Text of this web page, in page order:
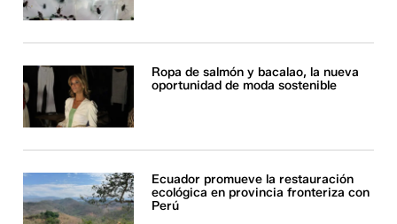
Ropa de salmón y bacalao, la nueva
oportunidad de moda sostenible
Ecuador promueve la restauración
ecológica en provincia fronteriza con
Perú